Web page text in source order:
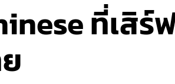
ที่เสิร์